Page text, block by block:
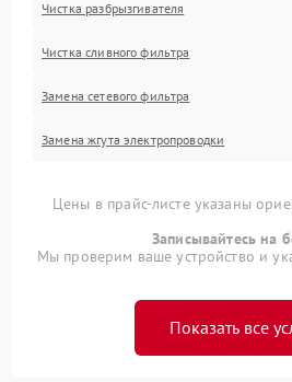
Чистка разбрызгивателя
Чистка сливного фильтра
Замена сетевого фильтра
Замена жгута электропроводки
Цены в прайс-листе указаны
Записывайтесь на
Мы проверим ваше устройство и
Показать все